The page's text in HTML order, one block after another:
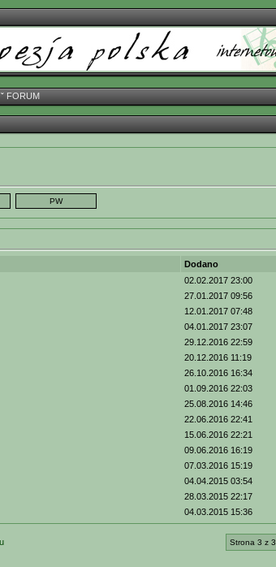
ˇ FORUM
Dodano
02.02.2017 23:00
27.01.2017 09:56
12.01.2017 07:48
04.01.2017 23:07
29.12.2016 22:59
20.12.2016 11:19
26.10.2016 16:34
01.09.2016 22:03
25.08.2016 14:46
22.06.2016 22:41
15.06.2016 22:21
09.06.2016 16:19
07.03.2016 15:19
04.04.2015 03:54
28.03.2015 22:17
04.03.2015 15:36
Strona 3 z 3